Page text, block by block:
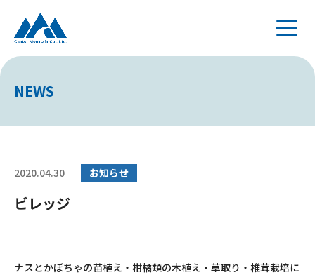
NEWS
2020.04.30 お知らせ
ビレッジ
ナスとかぼちゃの苗植え・柑橘類の木植え・草取り・椎茸栽培に